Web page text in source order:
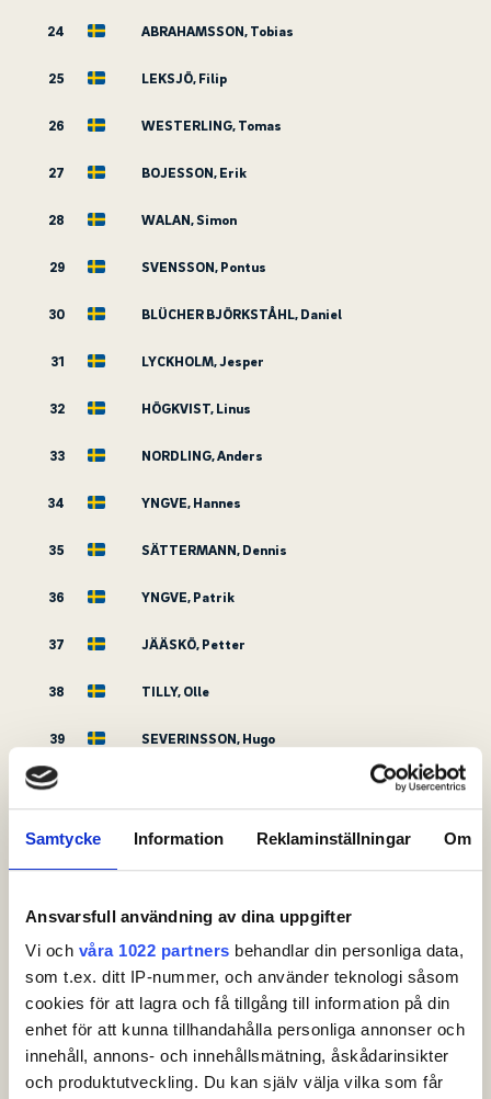
Samtycke Information Reklaminställningar Om
Ansvarsfull användning av dina uppgifter
Vi och våra 1022 partners behandlar din personliga data,
som t.ex. ditt IP-nummer, och använder teknologi såsom
cookies för att lagra och få tillgång till information på din
enhet för att kunna tillhandahålla personliga annonser och
innehåll, annons- och innehållsmätning, åskådarinsikter
och produktutveckling. Du kan själv välja vilka som får
24 ABRAHAMSSON, Tobias
25 LEKSJÖ, Filip
26 WESTERLING, Tomas
27 BOJESSON, Erik
28 WALAN, Simon
29 SVENSSON, Pontus
30 BLÜCHER BJÖRKSTÅHL, Daniel
31 LYCKHOLM, Jesper
32 HÖGKVIST, Linus
33 NORDLING, Anders
34 YNGVE, Hannes
35 SÄTTERMANN, Dennis
36 YNGVE, Patrik
37 JÄÄSKÖ, Petter
38 TILLY, Olle
39 SEVERINSSON, Hugo
40
41 JOHANSSON, Noah
43 ANDERSSON, Alvin
44 FOGELSTRÖM, Olle
45 HAMMAR, Oscar